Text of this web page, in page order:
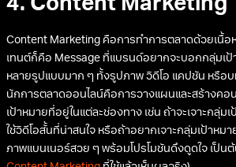
4. Content Marketing
Content Marketing คือการทำการตลาดด้วยเนื้อ
เทนต์ก็คือ Message ที่แบรนด์อยากจะบอกกลุ่มเ
หลายรูปแบบมาก ๆ ทั้งรูปภาพ วิดีโอ แคปชัน หรือ
นักการตลาดออนไลน์คือการวางแผนและสร้างคอ
เป้าหมายที่อยู่ในแต่ละช่องทาง เช่น ถ้าจะเจาะกลุ่ม
ใช้วิดีโอสั้นที่น่าสนใจ หรือถ้าอยากเจาะกลุ่มเป้าหมา
ภาพแบนเนอร์สวย ๆ พร้อมโปรโมชันดึงดูดใจ เป็นต้